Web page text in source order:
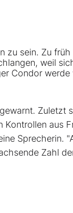
zu sein. Zu früh
weil
Condor
Zuletzt
Kontrollen aus
Sprecherin.
Zahl